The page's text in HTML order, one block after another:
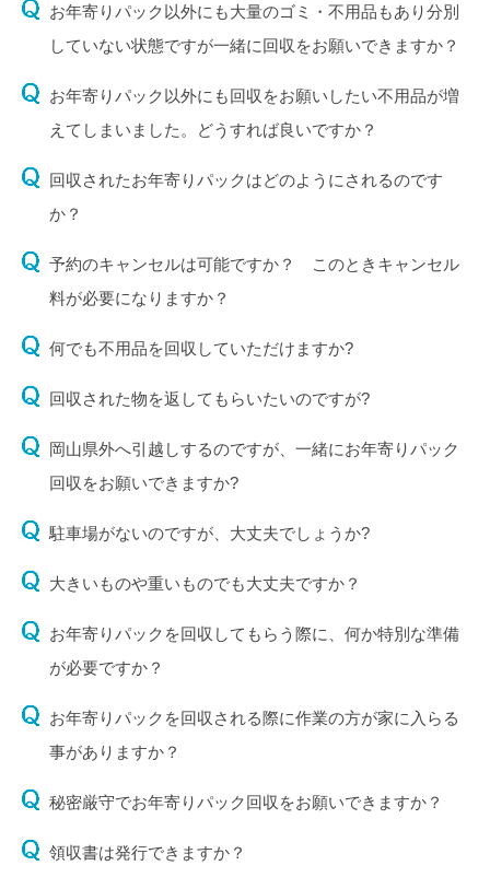
お年寄りパック以外にも大量のゴミ・不用品もあり分別
していない状態ですが一緒に回収をお願いできますか？
お年寄りパック以外にも回収をお願いしたい不用品が増
えてしまいました。どうすれば良いですか？
回収されたお年寄りパックはどのようにされるのです
か？
予約のキャンセルは可能ですか？ このときキャンセル
料が必要になりますか？
何でも不用品を回収していただけますか?
回収された物を返してもらいたいのですが?
岡山県外へ引越しするのですが、一緒にお年寄りパック
回収をお願いできますか?
駐車場がないのですが、大丈夫でしょうか?
大きいものや重いものでも大丈夫ですか？
お年寄りパックを回収してもらう際に、何か特別な準備
が必要ですか？
お年寄りパックを回収される際に作業の方が家に入らる
事がありますか？
秘密厳守でお年寄りパック回収をお願いできますか？
領収書は発行できますか？